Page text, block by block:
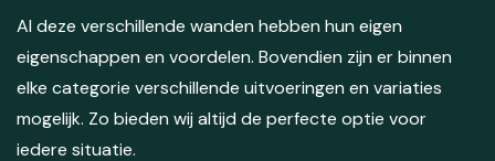
Al deze verschillende wanden hebben hun eigen
eigenschappen en voordelen. Bovendien zijn er binnen
elke categorie verschillende uitvoeringen en variaties
mogelijk. Zo bieden wij altijd de perfecte optie voor
iedere situatie.